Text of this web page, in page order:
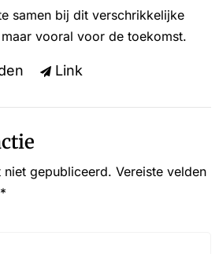
samen bij dit verschrikkelijke
vooral voor de toekomst.
Link
gepubliceerd. Vereiste velden
*